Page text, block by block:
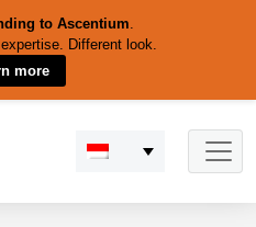
to Ascentium.
Different look.
more